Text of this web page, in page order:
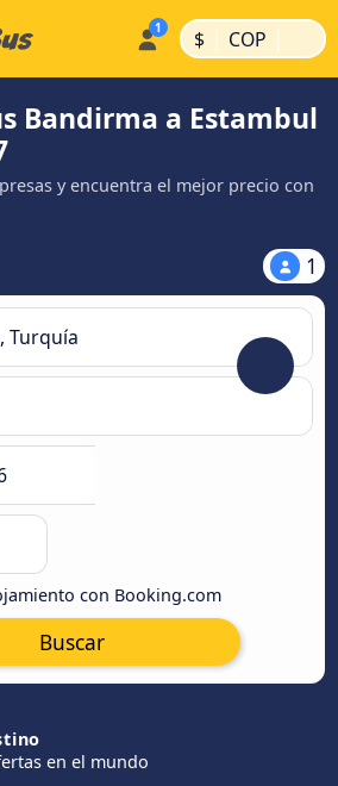
$ | COP |
Bandirma a Estambul
y encuentra el mejor precio con
1
con Booking.com
Buscar
en el mundo